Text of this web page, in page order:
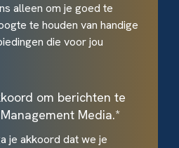
alleen om je goed te
te houden van handige
die voor jou
om berichten te
Media.*
je akkoord dat we je